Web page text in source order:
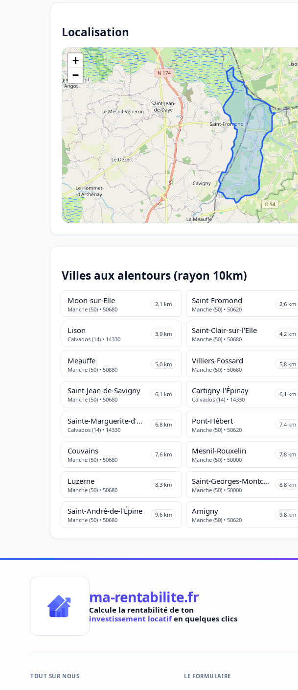
Localisation
+
−
Villes aux alentours (rayon 10km)
Moon-sur-Elle
Manche (50) • 50680
2,1 km Saint-Fromond
Manche (50) • 50620
2,6 km
Lison
Calvados (14) • 14330
3,9 km Saint-Clair-sur-l'Elle
Manche (50) • 50680
4,2 km
Meauffe
Manche (50) • 50880
5,0 km Villiers-Fossard
Manche (50) • 50680
5,8 km
Saint-Jean-de-Savigny
Manche (50) • 50680
6,1 km Cartigny-l'Épinay
Calvados (14) • 14330
6,1 km
Sainte-Marguerite-d'Elle
Calvados (14) • 14330
6,8 km Pont-Hébert
Manche (50) • 50620
7,4 km
Couvains
Manche (50) • 50680
7,6 km Mesnil-Rouxelin
Manche (50) • 50000
7,8 km
Luzerne
Manche (50) • 50680
8,3 km Saint-Georges-Montcocq
Manche (50) • 50000
8,8 km
Saint-André-de-l'Épine
Manche (50) • 50680
9,6 km Amigny
Manche (50) • 50620
9,8 km
ma-rentabilite.fr
Calcule la rentabilité de ton
investissement locatifen quelques clics
TOUT SUR NOUS LE FORMULAIRE